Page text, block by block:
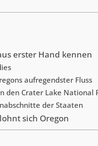
erster Hand kennen
aufregendster Fluss
den Crater Lake National
der Staaten
sich Oregon